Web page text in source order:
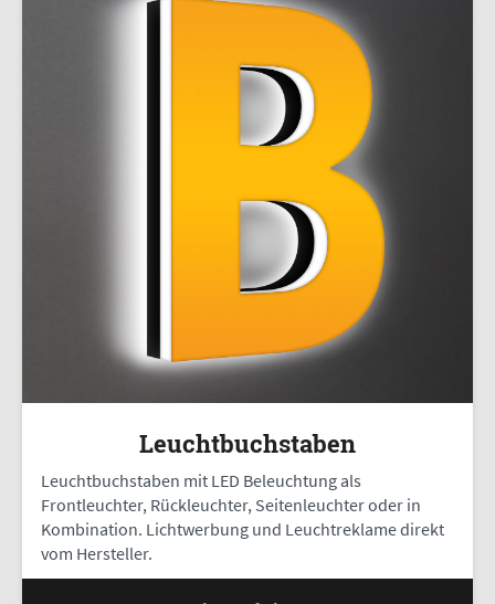
Leuchtbuchstaben
Leuchtbuchstaben mit LED Beleuchtung als
Frontleuchter, Rückleuchter, Seitenleuchter oder in
Kombination. Lichtwerbung und Leuchtreklame direkt
vom Hersteller.